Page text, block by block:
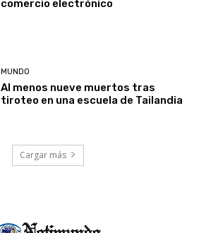
comercio electrónico
MUNDO
Al menos nueve muertos tras
tiroteo en una escuela de Tailandia
Cargar más